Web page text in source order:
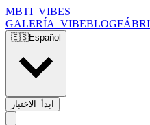
MBTI_VIBES
GALERÍA_VIBEBLOG
🇪🇸Español
ابدأ_الاختبار